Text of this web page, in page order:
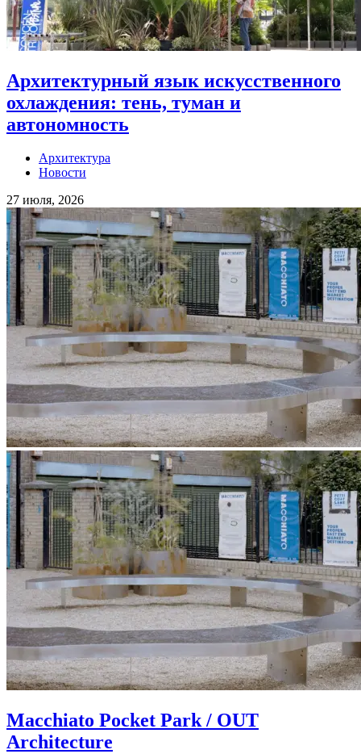
Архитектурный язык искусственного
охлаждения: тень, туман и
автономность
Архитектура
Новости
27 июля, 2026
Macchiato Pocket Park / OUT
Architecture